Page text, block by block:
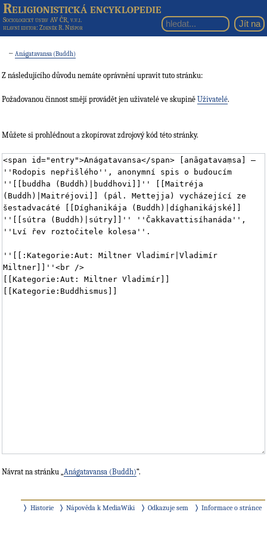
Religionistická encyklopedie
Sociologický ústav AV ČR, v.v.i.
hlavní editor: Zdeněk R. Nešpor
←Anágatavansa (Buddh)
Z následujícího důvodu nemáte oprávnění upravit tuto stránku:
Požadovanou činnost smějí provádět jen uživatelé ve skupině Uživatelé.
Můžete si prohlédnout a zkopírovat zdrojový kód této stránky.
Návrat na stránku „ Anágatavansa (Buddh)“.
Historie Nápověda k MediaWiki Odkazuje sem Informace o stránce